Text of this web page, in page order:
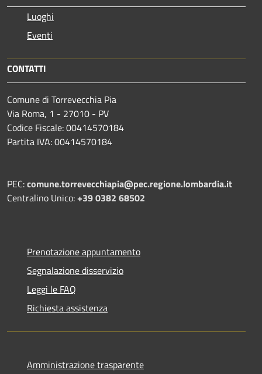
Luoghi
Eventi
CONTATTI
Comune di Torrevecchia Pia
Via Roma, 1 - 27010 - PV
Codice Fiscale: 00414570184
Partita IVA: 00414570184
PEC:comune.torrevecchiapia@pec.regione.lombardia.it
Centralino Unico:+39 0382 68502
Prenotazione appuntamento
Segnalazione disservizio
Leggi le FAQ
Richiesta assistenza
Amministrazione trasparente